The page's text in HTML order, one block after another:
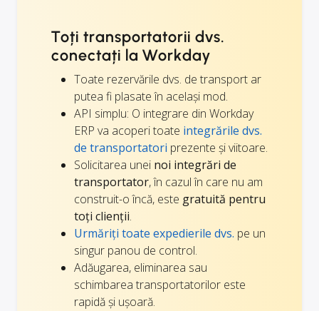
Toți transportatorii dvs.
conectați la Workday
Toate rezervările dvs. de transport ar
putea fi plasate în același mod.
API simplu: O integrare din Workday
ERP va acoperi toate integrările dvs.
de transportatori prezente și viitoare.
Solicitarea unei noi integrări de
transportator, în cazul în care nu am
construit-o încă, este gratuită pentru
toți clienții.
Urmăriți toate expedierile dvs. pe un
singur panou de control.
Adăugarea, eliminarea sau
schimbarea transportatorilor este
rapidă și ușoară.